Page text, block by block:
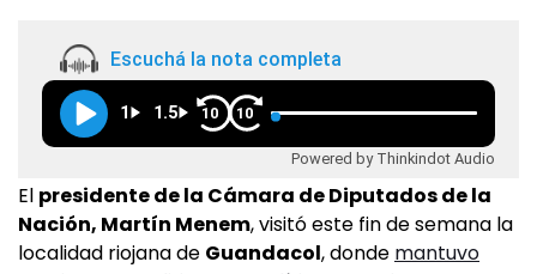
Escuchá la nota completa
1 1.5 10 10
Powered by Thinkindot Audio
El presidente de la Cámara de Diputados de la
Nación, Martín Menem, visitó este fin de semana la
localidad riojana de Guandacol, donde mantuvo